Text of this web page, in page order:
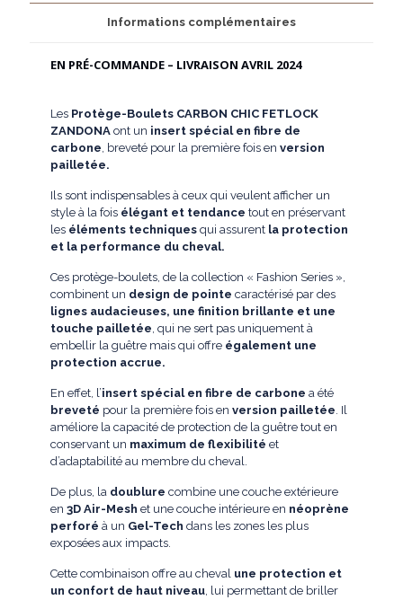
Informations complémentaires
EN PRÉ-COMMANDE – LIVRAISON AVRIL 2024
Les Protège-Boulets CARBON CHIC FETLOCK
ZANDONA ont un insert spécial en fibre de
carbone, breveté pour la première fois enversion
pailletée.
Ils sont indispensables à ceux qui veulent afficher un
style à la fois élégant et tendancetout en préservant
les éléments techniques qui assurent la protection
et la performance du cheval.
Ces protège-boulets, de la collection « Fashion Series »,
combinent un design de pointe caractérisé par des
lignes audacieuses, une finition brillante et une
touche pailletée, qui ne sert pas uniquement à
embellir la guêtre mais qui offre également une
protection accrue.
En effet, l’insert spécial en fibre de carbone a été
breveté pour la première fois enversion pailletée. Il
améliore la capacité de protection de la guêtre tout en
conservant un maximum de flexibilité et
d’adaptabilité au membre du cheval.
De plus, la doublure combine une couche extérieure
en3D Air-Mesh et une couche intérieure en néoprène
perforé à un Gel-Tech dans les zones les plus
exposées aux impacts.
Cette combinaison offre au cheval une protection et
un confort de haut niveau, lui permettant de briller